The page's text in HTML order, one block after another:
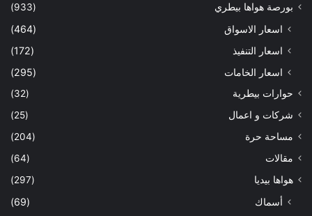
بورصة هواها بيطري (933)
اسعار الاسواق
(464)
اسعار التنفيذ
(172)
اسعار الخامات
(295)
حوارات بيطرية
(32)
شركات و اعمال
(25)
مساحة حرة
(204)
مقالات
(64)
هواها بيديا
(297)
أسماك
(69)